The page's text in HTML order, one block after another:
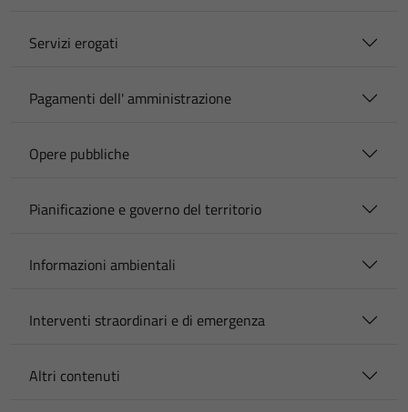
Servizi erogati
Pagamenti dell' amministrazione
Opere pubbliche
Pianificazione e governo del territorio
Informazioni ambientali
Interventi straordinari e di emergenza
Altri contenuti